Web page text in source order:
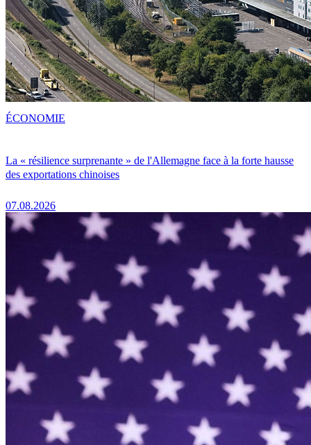
La « résilience surprenante » de l'Allemagne face à la forte hausse
des exportations chinoises
07.08.2026
ÉCONOMIE